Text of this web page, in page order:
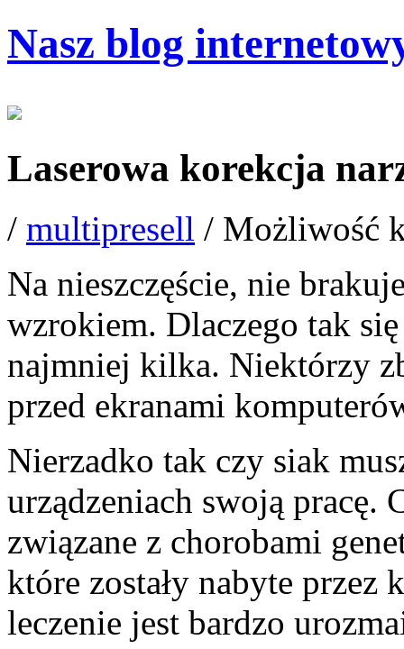
Nasz blog
Laserowa korekcja
/ multipresell / Możliwość
Na nieszczęście, nie
wzrokiem. Dlaczego tak
najmniej kilka. Niektórzy
przed ekranami
Nierzadko tak czy siak
urządzeniach swoją pracę.
związane z chorobami
które zostały nabyte przez
leczenie jest bardzo